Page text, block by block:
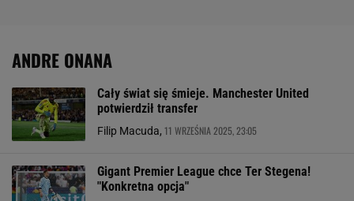
ANDRE ONANA
Cały świat się śmieje. Manchester United
potwierdził transfer
Filip Macuda, 11 WRZEŚNIA 2025, 23:05
Gigant Premier League chce Ter Stegena!
"Konkretna opcja"